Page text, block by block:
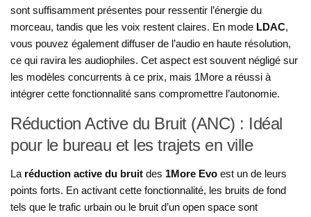
sont suffisamment présentes pour ressentir l’énergie du
morceau, tandis que les voix restent claires. En mode LDAC,
vous pouvez également diffuser de l’audio en haute résolution,
ce qui ravira les audiophiles. Cet aspect est souvent négligé sur
les modèles concurrents à ce prix, mais 1More a réussi à
intégrer cette fonctionnalité sans compromettre l’autonomie.
Réduction Active du Bruit (ANC) : Idéal
pour le bureau et les trajets en ville
La réduction active du bruit des 1More Evo est un de leurs
points forts. En activant cette fonctionnalité, les bruits de fond
tels que le trafic urbain ou le bruit d’un open space sont